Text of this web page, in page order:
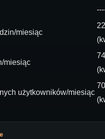
miesiąc
miesiąc
użytkowników/miesiąc